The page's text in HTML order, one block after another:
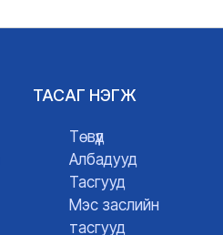
ТАСАГ НЭГЖ
Төвүүд
Албадууд
Тасгууд
Мэс заслийн
тасгууд